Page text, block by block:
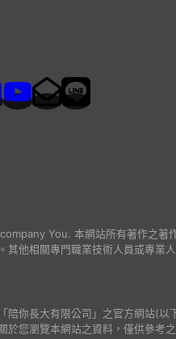
You. 本網站所有著作之著
其他相關專門職業技術人員或專業
陪你長大有限公司」之官方網站(
於您瀏覽本網站之資料，僅供參考